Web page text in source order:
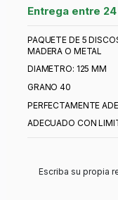
Entrega entre
PAQUETE DE 5
MADERA O METAL
DIAMETRO: 125 MM
GRANO 40
PERFECTAMENTE
ADECUADO CON
Escriba su propia